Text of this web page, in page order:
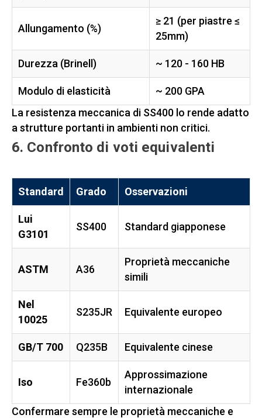
Allungamento (%)
≥ 21 (per piastre ≤
25mm)
Durezza (Brinell) ~ 120 - 160 HB
Modulo di elasticità
~ 200 GPA
La resistenza meccanica di SS400 lo rende adatto
a strutture portanti in ambienti non critici.
6. Confronto di voti equivalenti
Standard Grado Osservazioni
Lui
G3101
SS400 Standard giapponese
ASTM A36
Proprietà meccaniche
simili
Nel
10025
S235JR Equivalente europeo
GB/T 700 Q235B Equivalente cinese
Iso Fe360b
Approssimazione
internazionale
Confermare sempre le proprietà meccaniche e